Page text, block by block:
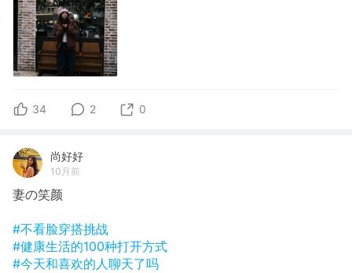
34 2 0
尚好好
10月前
妻の笑颜
#不看脸穿搭挑战
#健康生活的100种打开方式
#今天和喜欢的人聊天了吗